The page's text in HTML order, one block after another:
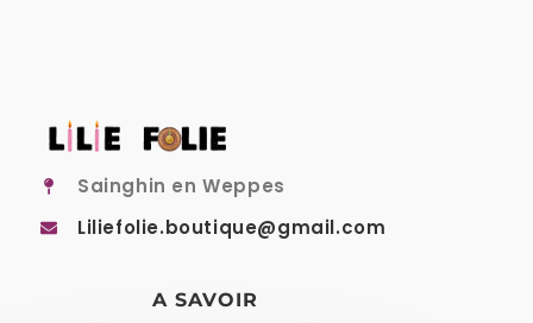
Sainghin en Weppes
Liliefolie.boutique@gmail.com
A SAVOIR